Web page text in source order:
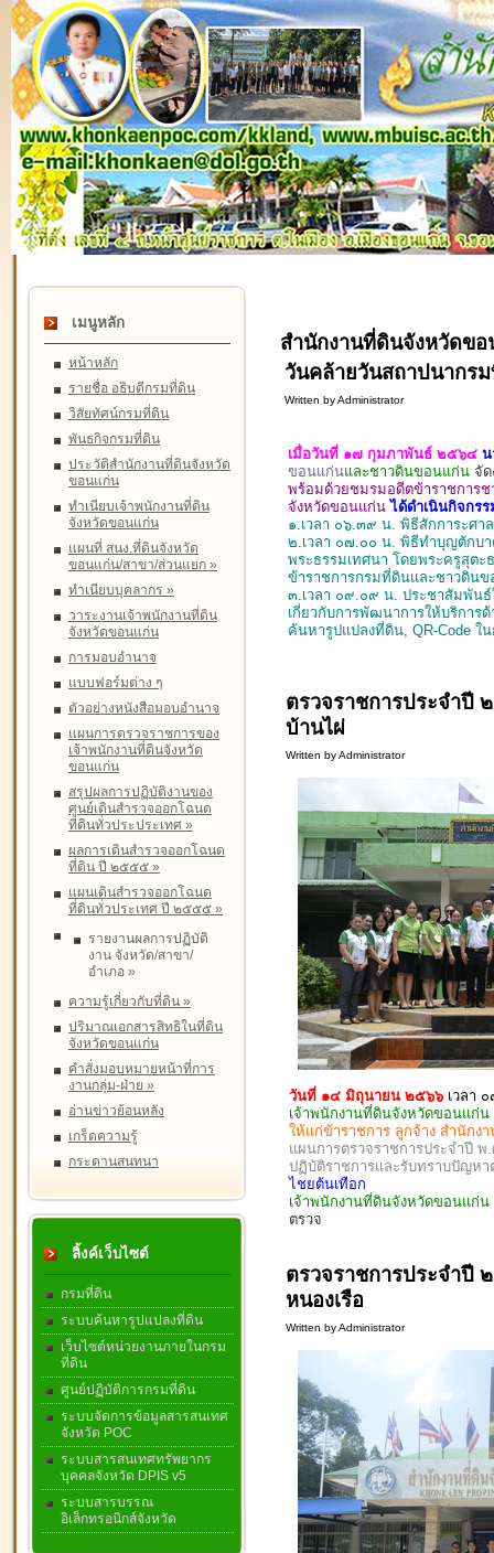
เมนูหลัก
หน้าหลัก
รายชื่อ อธิบดีกรมที่ดิน
วิสัยทัศน์กรมที่ดิน
พันธกิจกรมที่ดิน
ประวัติสำนักงานที่ดินจังหวัด
ขอนแก่น
ทำเนียบเจ้าพนักงานที่ดิน
จังหวัดขอนแก่น
แผนที่ สนง.ที่ดินจังหวัด
ขอนแก่น/สาขา/ส่วนแยก »
ทำเนียบบุคลากร »
วาระงานเจ้าพนักงานที่ดิน
จังหวัดขอนแก่น
การมอบอำนาจ
แบบฟอร์มต่าง ๆ
ตัวอย่างหนังสือมอบอำนาจ
แผนการตรวจราชการของ
เจ้าพนักงานที่ดินจังหวัด
ขอนแก่น
สรุปผลการปฏิบัติงานของ
ศูนย์เดินสำรวจออกโฉนด
ที่ดินทั่วประประเทศ »
ผลการเดินสำรวจออกโฉนด
ที่ดิน ปี ๒๕๕๕ »
แผนเดินสำรวจออกโฉนด
ที่ดินทั่วประเทศ ปี ๒๕๕๕ »
รายงานผลการปฏิบัติ
งาน จังหวัด/สาขา/
อำเภอ »
ความรู้เกี่ยวกับที่ดิน »
ปริมาณเอกสารสิทธิในที่ดิน
จังหวัดขอนแก่น
คำสั่งมอบหมายหน้าที่การ
งานกลุ่ม-ฝ่าย »
อ่านข่าวย้อนหลัง
เกร็ดความรู้
กระดานสนทนา
ลิ้งค์เว็บไซต์
กรมที่ดิน
ระบบค้นหารูปแปลงที่ดิน
เว็บไซต์หน่วยงานภายในกรม
ที่ดิน
ศูนย์ปฏิบัติการกรมที่ดิน
ระบบจัดการข้อมูลสารสนเทศ
จังหวัด POC
ระบบสารสนเทศทรัพยากร
บุคคลจังหวัด DPIS v5
ระบบสารบรรณ
อิเล็กทรอนิกส์จังหวัด
สำนักงานที่ดินจังหวัดข
วันคล้ายวันสถาปนากร
Written by Administrator
เมื่อวันที่ ๑๗ กุมภาพันธ์ ๒๕๖๔ น
ขอนแก่นและชาวดินขอนแก่น จั
พร้อมด้วยชมรมอดีตข้าราชการ
จังหวัดขอนแก่น ได้ดำเนินกิจกร
๑.เวลา ๐๖.๓๙ น. พิธีสักการะศ
๒.เวลา ๐๗.๐๐ น. พิธีทำบุญตักบ
พระธรรมเทศนา โดยพระครูสุต
ข้าราชการกรมที่ดินและชาวดิน
๓.เวลา ๐๙.๐๙ น. ประชาสัมพัน
เกี่ยวกับการพัฒนาการให้บริการ
ค้นหารูปแปลงที่ดิน, QR-Code ใ
ตรวจราชการประจำปี
บ้านไผ่
Written by Administrator
วันที่ ๑๔ มิถุนายน ๒๕๖๖ เวลา
เจ้าพนักงานที่ดินจังหวัดขอนแก่น
ให้แก่ข้าราชการ ลูกจ้าง สำนัก
แผนการตรวจราชการประจำปี
ปฏิบัติราชการและรับทราบปัญหา
ไชยต้นเทือก
เจ้าพนักงานที่ดินจังหวัดขอนแก่
ตรวจ
ตรวจราชการประจำปี
หนองเรือ
Written by Administrator